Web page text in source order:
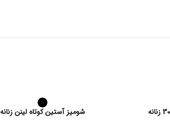
شومیز آستین کوتاه لینن زنانه